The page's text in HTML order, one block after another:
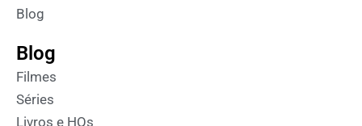
Blog
Blog
Filmes
Séries
Livros e HQs